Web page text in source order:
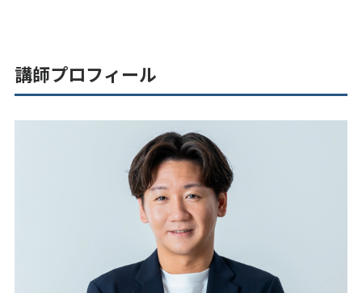
講師プロフィール